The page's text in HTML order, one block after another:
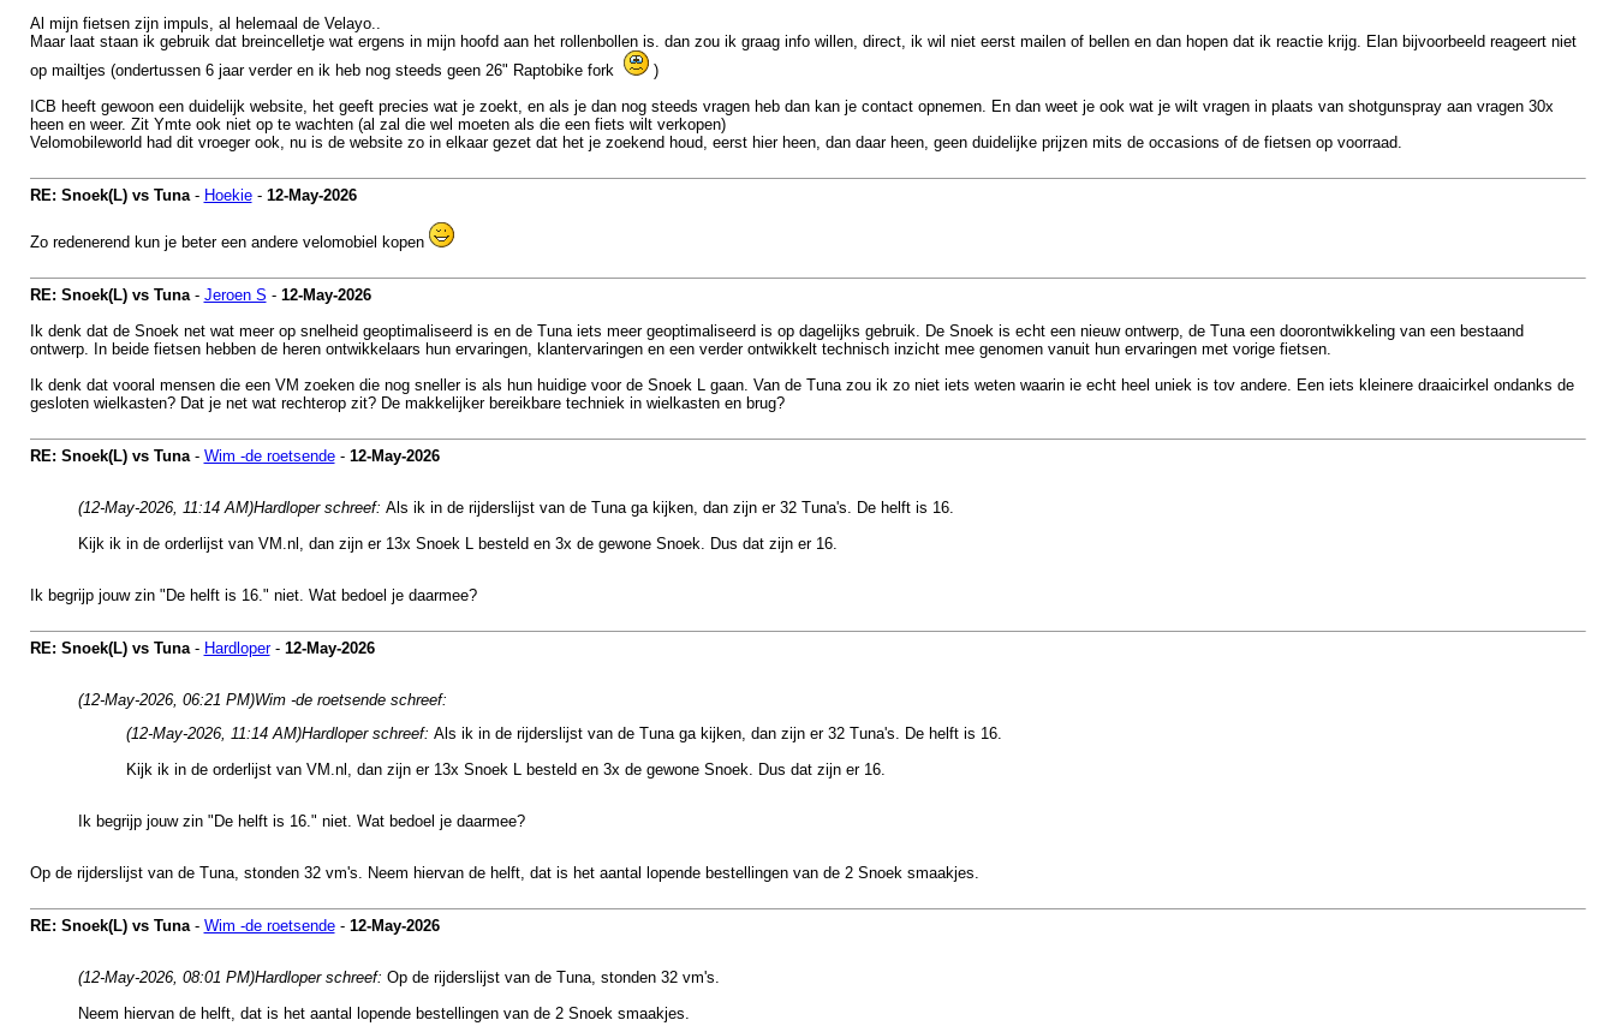
Al mijn fietsen zijn impuls, al helemaal de Velayo..
Maar laat staan ik gebruik dat breincelletje wat ergens in mijn hoofd aan het rollenbollen is. dan zou ik graag info willen, direct, ik wil niet eerst mailen of bellen en dan hopen dat ik reactie krijg. Elan bijvoorbeeld reageert niet
op mailtjes (ondertussen 6 jaar verder en ik heb nog steeds geen 26" Raptobike fork
)
ICB heeft gewoon een duidelijk website, het geeft precies wat je zoekt, en als je dan nog steeds vragen heb dan kan je contact opnemen. En dan weet je ook wat je wilt vragen in plaats van shotgunspray aan vragen 30x
heen en weer. Zit Ymte ook niet op te wachten (al zal die wel moeten als die een fiets wilt verkopen)
Velomobileworld had dit vroeger ook, nu is de website zo in elkaar gezet dat het je zoekend houd, eerst hier heen, dan daar heen, geen duidelijke prijzen mits de occasions of de fietsen op voorraad.
RE: Snoek(L) vs Tuna- Hoekie- 12-May-2026
Zo redenerend kun je beter een andere velomobiel kopen
RE: Snoek(L) vs Tuna- Jeroen S - 12-May-2026
Ik denk dat de Snoek net wat meer op snelheid geoptimaliseerd is en de Tuna iets meer geoptimaliseerd is op dagelijks gebruik. De Snoek is echt een nieuw ontwerp, de Tuna een doorontwikkeling van een bestaand
ontwerp. In beide fietsen hebben de heren ontwikkelaars hun ervaringen, klantervaringen en een verder ontwikkelt technisch inzicht mee genomen vanuit hun ervaringen met vorige fietsen.
Ik denk dat vooral mensen die een VM zoeken die nog sneller is als hun huidige voor de Snoek L gaan. Van de Tuna zou ik zo niet iets weten waarin ie echt heel uniek is tov andere. Een iets kleinere draaicirkel ondanks de
gesloten wielkasten? Dat je net wat rechterop zit? De makkelijker bereikbare techniek in wielkasten en brug?
RE: Snoek(L) vs Tuna- Wim -de roetsende- 12-May-2026
(12-May-2026, 11:14 AM)Hardloper schreef: Als ik in de rijderslijst van de Tuna ga kijken, dan zijn er 32 Tuna's. De helft is 16.
Kijk ik in de orderlijst van VM.nl, dan zijn er 13x Snoek L besteld en 3x de gewone Snoek. Dus dat zijn er 16.
Ik begrijp jouw zin "De helft is 16." niet. Wat bedoel je daarmee?
RE: Snoek(L) vs Tuna- Hardloper- 12-May-2026
(12-May-2026, 06:21 PM)Wim -de roetsende schreef:
(12-May-2026, 11:14 AM)Hardloper schreef: Als ik in de rijderslijst van de Tuna ga kijken, dan zijn er 32 Tuna's. De helft is 16.
Kijk ik in de orderlijst van VM.nl, dan zijn er 13x Snoek L besteld en 3x de gewone Snoek. Dus dat zijn er 16.
Ik begrijp jouw zin "De helft is 16." niet. Wat bedoel je daarmee?
Op de rijderslijst van de Tuna, stonden 32 vm's. Neem hiervan de helft, dat is het aantal lopende bestellingen van de 2 Snoek smaakjes.
RE: Snoek(L) vs Tuna- Wim -de roetsende- 12-May-2026
(12-May-2026, 08:01 PM)Hardloper schreef: Op de rijderslijst van de Tuna, stonden 32 vm's.
Neem hiervan de helft, dat is het aantal lopende bestellingen van de 2 Snoek smaakjes.